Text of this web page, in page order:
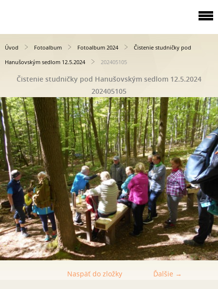
Úvod Fotoalbum Fotoalbum 2024
Čistenie studničky pod
Hanušovským sedlom 12.5.2024
202405105
Čistenie studničky pod Hanušovským sedlom 12.5.2024
202405105
Ďalšie →
Naspäť do zložky